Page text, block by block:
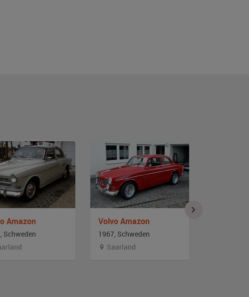
Amazon
Schweden
Volvo Amazon
1967, Schweden
Saarland